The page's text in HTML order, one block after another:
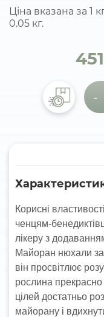
Ціна вказана за 1
0.05 кг.
-
Корисні
ченцям-
лікеру з
Майоран нюхали
він просвітлює
рослина
цілей достатньо
майорану і